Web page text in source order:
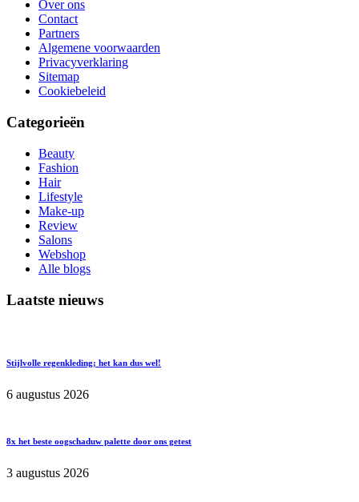
Over ons
Contact
Partners
Algemene voorwaarden
Privacyverklaring
Sitemap
Cookiebeleid
Categorieën
Beauty
Fashion
Hair
Lifestyle
Make-up
Review
Salons
Webshop
Alle blogs
Laatste nieuws
Stijlvolle regenkleding; het kan dus wel!
6 augustus 2026
8x het beste oogschaduw palette door ons getest
3 augustus 2026